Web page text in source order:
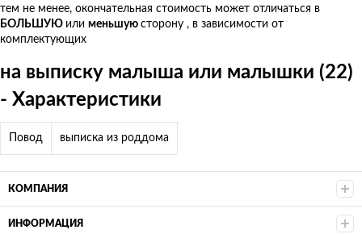
тем не менее, окончательная стоимость может отличаться в
БОЛЬШУЮ или меньшую сторону , в зависимости от
комплектующих
на выписку малыша или малышки (22)
- Характеристики
Повод выписка из роддома
КОМПАНИЯ
ИНФОРМАЦИЯ